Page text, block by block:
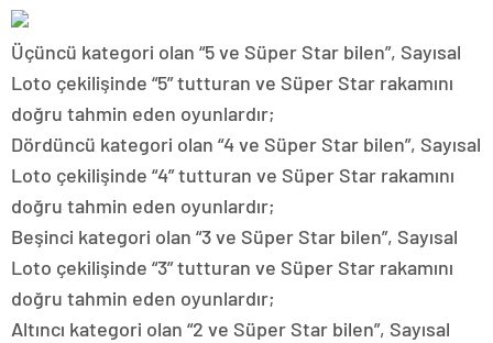
Üçüncü kategori olan “5 ve Süper Star bilen”, Sayısal
Loto çekilişinde “5” tutturan ve Süper Star rakamını
doğru tahmin eden oyunlardır;
Dördüncü kategori olan “4 ve Süper Star bilen”, Sayısal
Loto çekilişinde “4” tutturan ve Süper Star rakamını
doğru tahmin eden oyunlardır;
Beşinci kategori olan “3 ve Süper Star bilen”, Sayısal
Loto çekilişinde “3” tutturan ve Süper Star rakamını
doğru tahmin eden oyunlardır;
Altıncı kategori olan “2 ve Süper Star bilen”, Sayısal